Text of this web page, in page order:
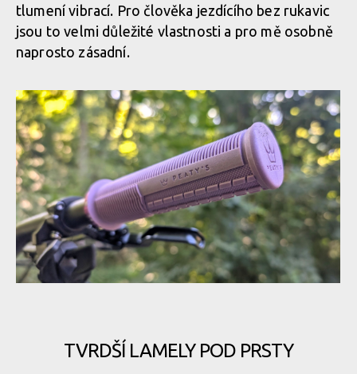
tlumení vibrací. Pro člověka jezdícího bez rukavic
jsou to velmi důležité vlastnosti a pro mě osobně
naprosto zásadní.
TVRDŠÍ LAMELY POD PRSTY